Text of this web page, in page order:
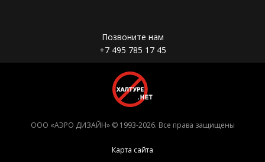
Позвоните нам
+7 495 785 17 45
ООО «АЭРО ДИЗАЙН» © 1993-2026. Все права защищены
Карта сайта